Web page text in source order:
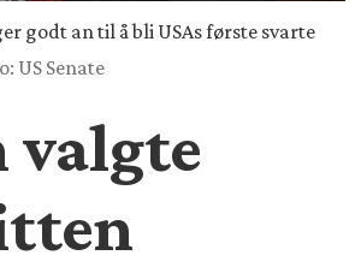
godt an til å bli USAs første svarte
US Senate
valgte